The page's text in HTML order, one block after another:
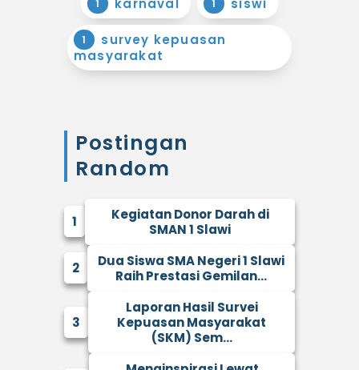
1 karnaval 1 siswi
1
survey kepuasan
masyarakat
Postingan
Random
1
Kegiatan Donor Darah di
SMAN 1 Slawi
2
Dua Siswa SMA Negeri 1 Slawi
Raih Prestasi Gemilan...
3
Laporan Hasil Survei
Kepuasan Masyarakat
(SKM) Sem...